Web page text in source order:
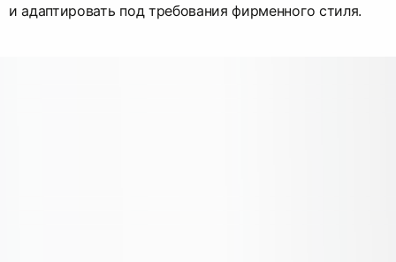
и адаптировать под требования фирменного стиля.